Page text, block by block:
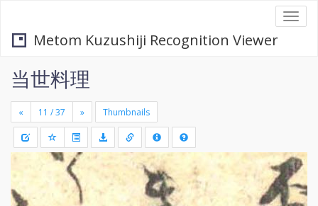
Metom Kuzushiji Recognition Viewer
当世料理
« » Thumbnails
-
Draw
a